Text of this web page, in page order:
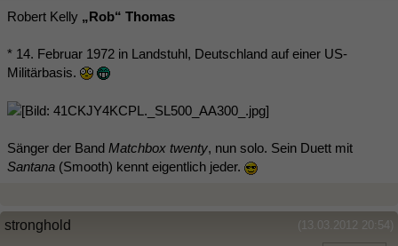
Robert Kelly „Rob“ Thomas
* 14. Februar 1972 in Landstuhl, Deutschland auf einer US-
Militärbasis.
Sänger der Band Matchbox twenty, nun solo. Sein Duett mit
Santana (Smooth) kennt eigentlich jeder.
(13.03.2012 20:54)
stronghold